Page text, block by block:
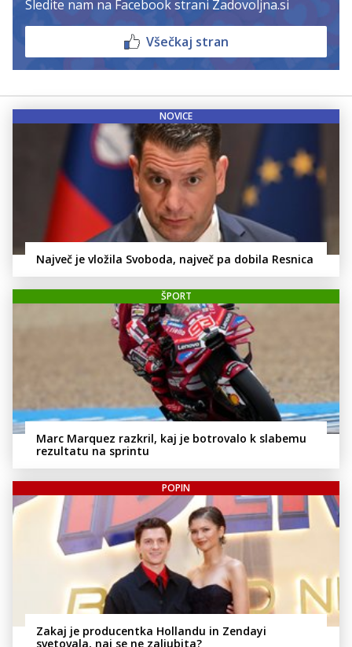
Sledite nam na Facebook strani Zadovoljna.si
Všečkaj stran
NOVICE
Največ je vložila Svoboda, največ pa dobila Resnica
ŠPORT
Marc Marquez razkril, kaj je botrovalo k slabemu
rezultatu na sprintu
POPIN
Zakaj je producentka Hollandu in Zendayi
svetovala, naj se ne zaljubita?